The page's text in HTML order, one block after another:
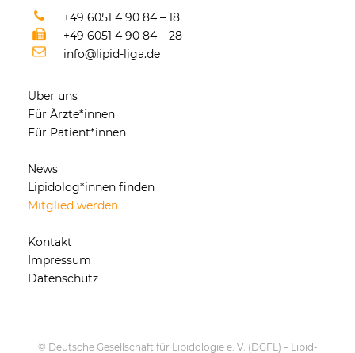
+49 6051 4 90 84 – 18
+49 6051 4 90 84 – 28
info@lipid-liga.de
Über uns
Für Ärzte*innen
Für Patient*innen
News
Lipidolog*innen finden
Mitglied werden
Kontakt
Impressum
Datenschutz
© Deutsche Gesellschaft für Lipidologie e. V. (DGFL) – Lipid-